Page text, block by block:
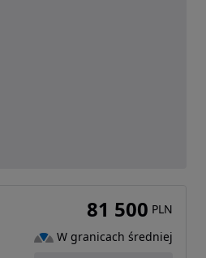
81 500 PLN
W granicach średniej